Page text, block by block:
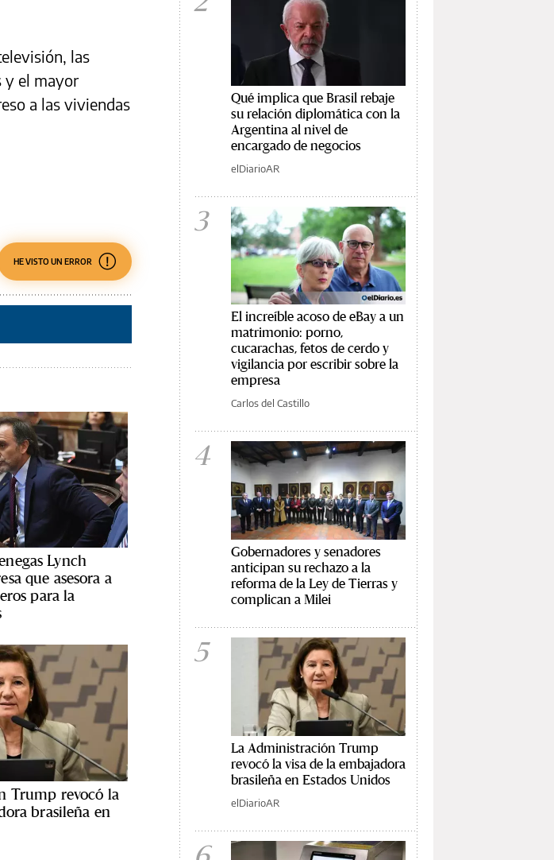
las
y el mayor
a las viviendas
HE VISTO UN ERROR
Lynch
que asesora a
para la
Trump revocó la
brasileña en
Qué implica que Brasil rebaje
su relación diplomática con la
Argentina al nivel de
encargado de negocios
elDiarioAR
3
El increíble acoso de eBay a un
matrimonio: porno,
cucarachas, fetos de cerdo y
vigilancia por escribir sobre la
empresa
Carlos del Castillo
4
Gobernadores y senadores
anticipan su rechazo a la
reforma de la Ley de Tierras y
complican a Milei
5
La Administración Trump
revocó la visa de la embajadora
brasileña en Estados Unidos
elDiarioAR